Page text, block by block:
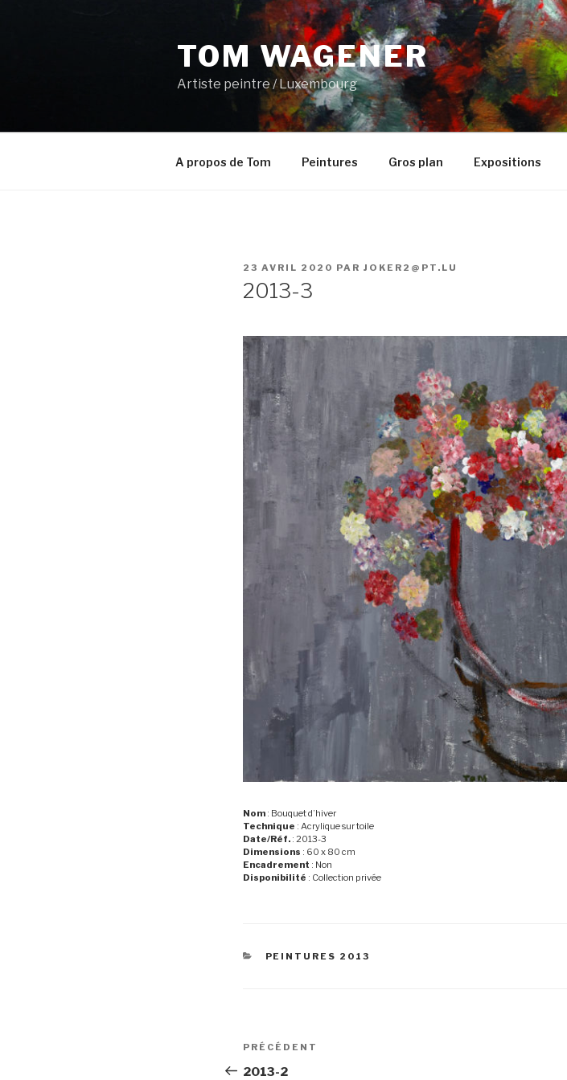
TOM WAGENER
Artiste peintre / Luxembourg
A propos de Tom Peintures Gros plan Expositions
PUBLIÉ
23 AVRIL 2020 PAR JOKER2@PT.LU
2013-3
Nom : Bouquet d’hiver
Technique : Acrylique sur toile
Date/Réf. : 2013-3
Dimensions : 60 x 80 cm
Encadrement : Non
Disponibilité : Collection privée
CATÉGORIES
PEINTURES 2013
Navigation
de
Article
précédent
PRÉCÉDENT
2013-2